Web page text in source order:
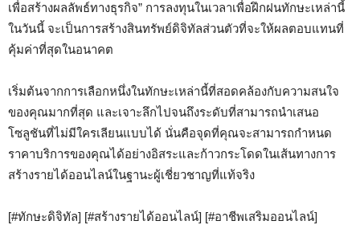
เพื่อสร้างผลลัพธ์ทางธุรกิจ” การลงทุนในเวลาเพื่อฝึกฝนทักษะเหล่านี้
ในวันนี้ จะเป็นการสร้างสินทรัพย์ดิจิทัลส่วนตัวที่จะให้ผลตอบแทนที่
คุ้มค่าที่สุดในอนาคต
เริ่มต้นจากการเลือกหนึ่งในทักษะเหล่านี้ที่สอดคล้องกับความสนใจ
ของคุณมากที่สุด และเจาะลึกไปจนถึงระดับที่สามารถนำเสนอ
โซลูชันที่ไม่มีใครเลียนแบบได้ นั่นคือจุดที่คุณจะสามารถกำหนด
ราคาบริการของคุณได้อย่างอิสระและก้าวกระโดดในเส้นทางการ
สร้างรายได้ออนไลน์ในฐานะผู้เชี่ยวชาญที่แท้จริง
[#ทักษะดิจิทัล] [#สร้างรายได้ออนไลน์] [#อาชีพเสริมออนไลน์]